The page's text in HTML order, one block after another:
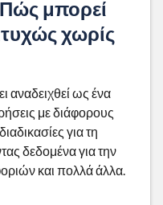
Πώς μπορεί
χωρίς
αναδειχθεί ως ένα
με διάφορους
για τη
δεδομένα για την
και πολλά άλλα.